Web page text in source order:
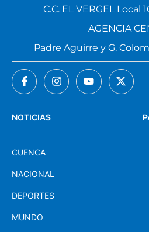
NOTICIAS
CUENCA
NACIONAL
DEPORTES
MUNDO
C.C. EL VERGEL Local
AGENCIA
Padre Aguirre y G.